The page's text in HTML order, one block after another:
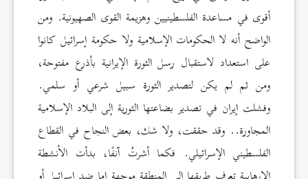
أقوى في مساعدة الفلسطينيين وهزيمة القوى الصهيونية. ومن
الواضح أنه لا الحكومات الإسلامية ولا حكومة إسرائيل كانوا
على استعداد لاستقبال رسل الثورة الإيرانية بأذرع مفتوحة،
ومن ثم لم يكن لتصدير الثورة سبيل شرعي أو سلمي.
وفشلت إيران في تصدير بضاعتها الثورية إلى البلاد الإسلامية
المجاورة.. وقد حققت، ولا شك، بعض النجاح في القطاع
الفلسطيني الإسرائيلي. فكما أشرتُ آنفًا، بدأت الأنشطة